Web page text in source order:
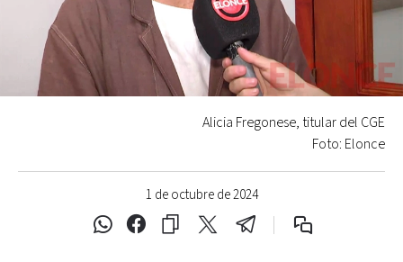
1 de octubre de 2024
Alicia Fregonese, titular del CGE
Foto: Elonce